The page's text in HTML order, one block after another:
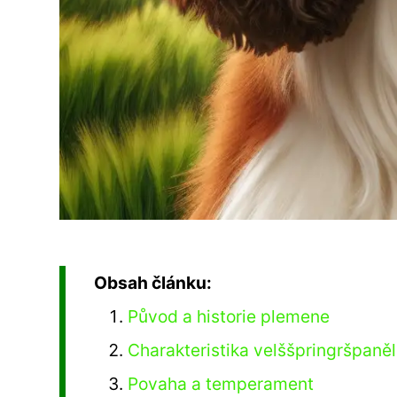
Obsah článku:
Původ a historie plemene
Charakteristika
Povaha a temperament